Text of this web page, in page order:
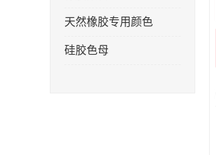
天然橡胶专用颜色
硅胶色母